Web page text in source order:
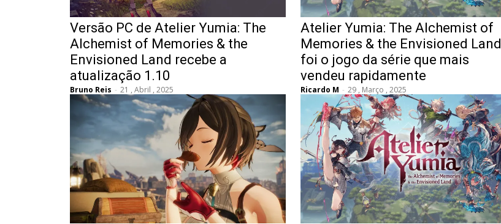
Versão PC de Atelier Yumia: The
Alchemist of Memories & the
Envisioned Land recebe a
atualização 1.10
Bruno Reis - 21 , Abril , 2025
Atelier Yumia: The Alchemist of
Memories & the Envisioned Land
foi o jogo da série que mais
vendeu rapidamente
Ricardo M - 29 , Março , 2025